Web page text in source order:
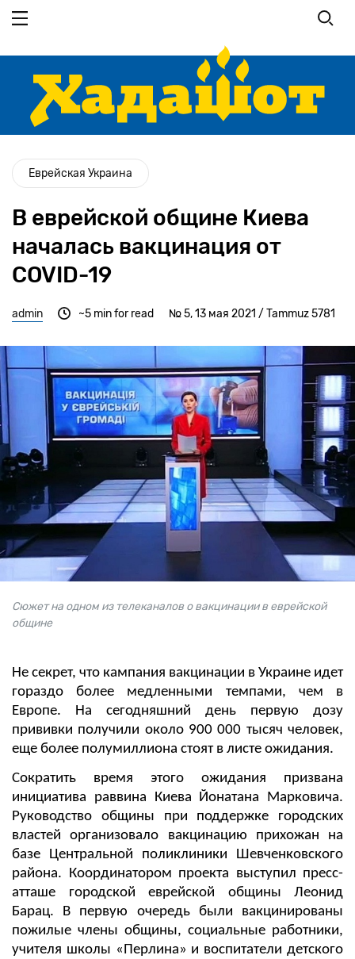
основному
Еврейская Украина
В еврейской общине Киева
началась вакцинация от
COVID-19
admin № 5, 13 мая 2021 / Tammuz 5781
~5 min for read
Сюжет на одном из телеканалов о вакцинации в еврейской
общине
Не секрет, что кампания вакцинации в Украине идет
гораздо более медленными темпами, чем в
Европе. На сегодняшний день первую дозу
прививки получили около 900 000 тысяч человек,
еще более полумиллиона стоят в листе ожидания.
Сократить время этого ожидания призвана
инициатива раввина Киева Йонатана Марковича.
Руководство общины при поддержке городских
властей организовало вакцинацию прихожан на
базе Центральной поликлиники Шевченковского
района. Координатором проекта выступил пресс-
атташе городской еврейской общины Леонид
Барац. В первую очередь были вакцинированы
пожилые члены общины, социальные работники,
учителя школы «Перлина» и воспитатели детского